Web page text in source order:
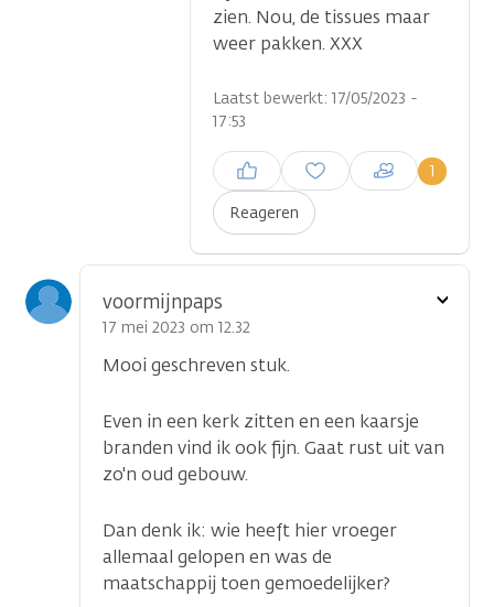
zien. Nou, de tissues maar
weer pakken. XXX
Laatst bewerkt: 17/05/2023 -
17:53
Reageren
1
Inloggen om een reactie te
plaatsen
voormijnpaps
17 mei 2023 om 12.32
Mooi geschreven stuk.
Even in een kerk zitten en een kaarsje
branden vind ik ook fijn. Gaat rust uit van
zo'n oud gebouw.
Dan denk ik: wie heeft hier vroeger
allemaal gelopen en was de
maatschappij toen gemoedelijker?
Toon